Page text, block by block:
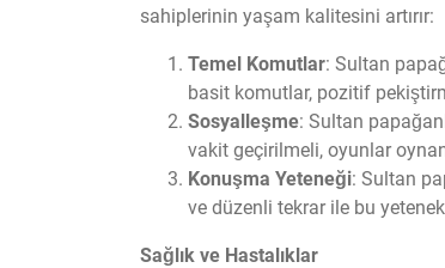
sahiplerinin yaşam kalitesini artırır:
Temel Komutlar: Sultan
basit komutlar, pozitif
Sosyalleşme: Sultan
vakit geçirilmeli, oyunlar
Konuşma Yeteneği: Sultan
ve düzenli tekrar ile bu
Sağlık ve Hastalıklar